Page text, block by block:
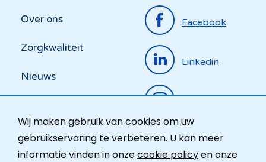
Wij maken gebruik van cookies om uw
gebruikservaring te verbeteren. U kan meer
informatie vinden in onzecookie policyen onze
Top
menu
Over ons
Zorgkwaliteit
Nieuws
Ombudsdienst
Facebook
Linkedin
Instagram